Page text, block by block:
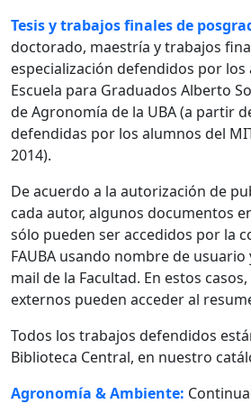
Tesis y trabajos finales de
doctorado, maestría y trabajos
especialización defendidos por los
Escuela para Graduados Alberto
de Agronomía de la UBA (a partir
defendidas por los alumnos del
2014).
De acuerdo a la autorización de
cada autor, algunos documentos
sólo pueden ser accedidos por la
FAUBA usando nombre de
mail de la Facultad. En estos
externos pueden acceder al
Todos los trabajos defendidos
Biblioteca Central, en nuestro
Agronomía & Ambiente: